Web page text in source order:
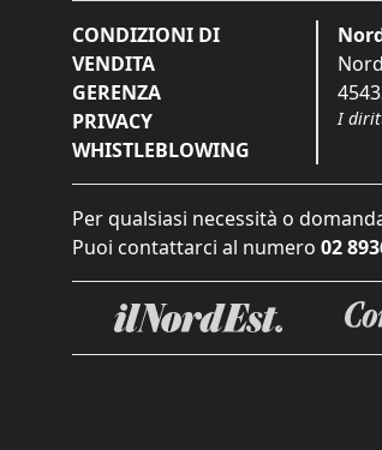
CONDIZIONI DI
VENDITA
GERENZA
PRIVACY
WHISTLEBLOWING
I
Per qualsiasi necessità o
Puoi contattarci al numero 02